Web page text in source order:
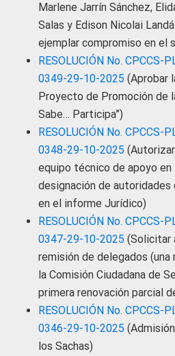
Marlene Jarrín Sánchez,
Salas y Edison Nicolai
ejemplar compromiso en el
RESOLUCIÓN No. CPCCS-
0349-29-10-2025 (Aprobar
Proyecto de Promoción de
Sabe… Participa”)
RESOLUCIÓN No. CPCCS-
0348-29-10-2025
equipo técnico de apoyo
designación de
en el informe Jurídico)
RESOLUCIÓN No. CPCCS-
0347-29-10-2025 (Solicitar
remisión de delegados (una
la Comisión Ciudadana de
primera renovación parcial
RESOLUCIÓN No. CPCCS-
0346-29-10-2025
los Sachas)